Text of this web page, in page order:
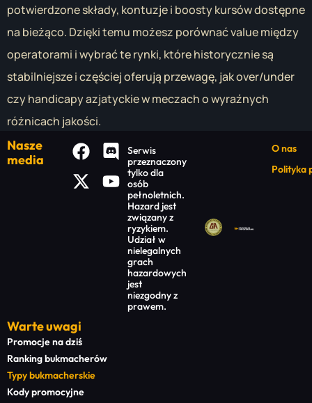
potwierdzone składy, kontuzje i boosty kursów dostępne
na bieżąco. Dzięki temu możesz porównać value między
operatorami i wybrać te rynki, które historycznie są
stabilniejsze i częściej oferują przewagę, jak over/under
czy handicapy azjatyckie w meczach o wyraźnych
różnicach jakości.
Nasze
media
Serwis
przeznaczony
tylko dla
osób
pełnoletnich.
Hazard jest
związany z
ryzykiem.
Udział w
nielegalnych
grach
hazardowych
jest
niezgodny z
prawem.
O nas
Polityka
Warte uwagi
Promocje na dziś
Ranking bukmacherów
Typy bukmacherskie
Kody promocyjne